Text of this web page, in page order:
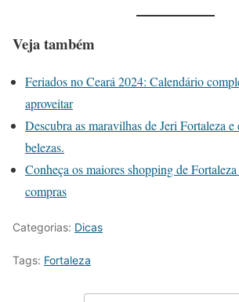
Veja também
Feriados no Ceará 2024: Calendário
aproveitar
Descubra as maravilhas de Jeri Fortaleza e
belezas.
Conheça os maiores shopping de
compras
Categorias: Dicas
Tags: Fortaleza